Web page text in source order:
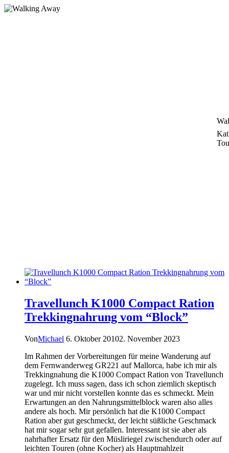
Zum
Travellunch K1000 Compact Ration
Trekkingnahrung vom “Block”
VonMichael 6. Oktober 20102. November 2023
Im Rahmen der Vorbereitungen für meine Wanderung auf
dem Fernwanderweg GR221 auf Mallorca, habe ich mir als
Trekkingnahung die K1000 Compact Ration von Travellunch
zugelegt. Ich muss sagen, dass ich schon ziemlich skeptisch
war und mir nicht vorstellen konnte das es schmeckt. Mein
Erwartungen an den Nahrungsmittelblock waren also alles
andere als hoch. Mir persönlich hat die K1000 Compact
Ration aber gut geschmeckt, der leicht süßliche Geschmack
hat mir sogar sehr gut gefallen. Interessant ist sie aber als
nahrhafter Ersatz für den Müsliriegel zwischendurch oder auf
leichten Touren (ohne Kocher) als Hauptmahlzeit